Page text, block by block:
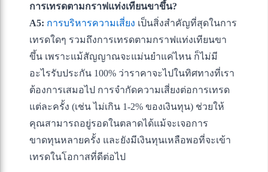
การเทรดตามกราฟแท่งเทียนขาขึ้น?
A5: การบริหารความเสี่ยง เป็นสิ่งสำคัญที่สุดในการ
เทรดใดๆ รวมถึงการเทรดตามกราฟแท่งเทียนขา
ขึ้น เพราะแม้สัญญาณจะแม่นยำแค่ไหน ก็ไม่มี
อะไรรับประกัน 100% ว่าราคาจะไปในทิศทางที่เรา
ต้องการเสมอไป การจำกัดความเสี่ยงต่อการเทรด
แต่ละครั้ง (เช่น ไม่เกิน 1-2% ของเงินทุน) ช่วยให้
คุณสามารถอยู่รอดในตลาดได้แม้จะเจอการ
ขาดทุนหลายครั้ง และยังมีเงินทุนเหลือพอที่จะเข้า
เทรดในโอกาสที่ดีต่อไป